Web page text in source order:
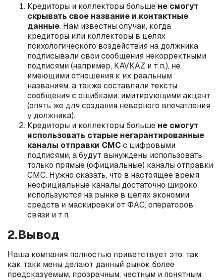
Кредиторы и коллекторы больше не смогут
скрывать свое название и контактные
данные. Нам известны случаи, когда
кредиторы или коллекторы в целях
психологического воздействия на должника
подписывали свои сообщения некорректными
подписями (например, KAVKAZ и т.п.), не
имеющими отношения к их реальным
названиям, а также составляли тексты
сообщения с ошибками, имитирующими акцент
(опять же для создания неверного впечатления
у должника).
Кредиторы и коллекторы больше не смогут
использовать старые негарантированные
каналы отправки СМСс цифровыми
подписями, а будут вынуждены использовать
только прямые (официальные) каналы отправки
СМС. Нужно сказать, что в настоящее время
неофициальные каналы достаточно широко
используются на рынке в целях экономии
средств и маскировки от ФАС, операторов
связи и т.п.
2.Вывод
Наша компания полностью приветствует это, так
как таки мены делают данный рынок более
предсказуемым, прозрачным, честным и понятным.